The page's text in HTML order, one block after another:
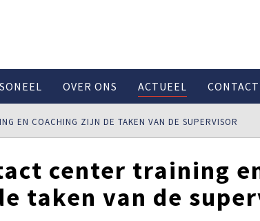
OVER ONS ACTUEEL CONTACT
EN COACHING ZIJN DE TAKEN VAN DE SUPERVISOR
center training
taken van de